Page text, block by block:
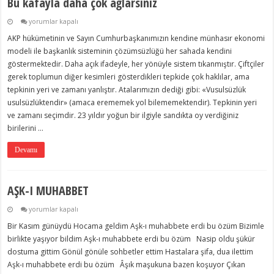
Bu
daha
çok
ağlarsınız
için
yorumlar kapalı
AKP hükümetinin ve Sayın Cumhurbaşkanımızın kendine münhasır ekonomi
modeli ile başkanlık sisteminin çözümsüzlüğü her sahada kendini
göstermektedir. Daha açık ifadeyle, her yönüyle sistem tıkanmıştır. Çiftçiler
gerek toplumun diğer kesimleri gösterdikleri tepkide çok haklılar, ama
tepkinin yeri ve zamanı yanlıştır. Atalarımızın dediği gibi: «Vusulsüzlük
usulsüzlüktendir» (amaca erememek yol bilememektendir). Tepkinin yeri
ve zamanı seçimdir. 23 yıldır yoğun bir ilgiyle sandıkta oy verdiğiniz
birilerini …
Devamı
AŞK-I MUHABBET
AŞK-
MUHABBET
yorumlar kapalı
Bir Kasım günüydü Hocama geldim Aşk-ı muhabbete erdi bu özüm Bizimle
birlikte yaşıyor bildim Aşk-ı muhabbete erdi bu özüm Nasip oldu şükür
dostuma gittim Gönül gönüle sohbetler ettim Hastalara şifa, dua ilettim
Aşk-ı muhabbete erdi bu özüm Âşık maşukuna bazen koşuyor Çıkan